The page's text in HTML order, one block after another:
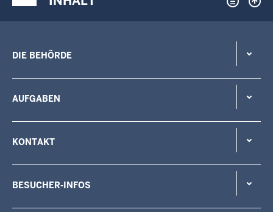
DIE BEHÖRDE
AUFGABEN
KONTAKT
BESUCHER-INFOS